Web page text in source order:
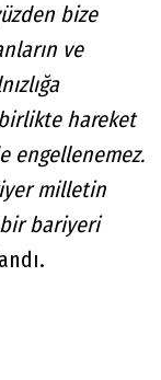
bize
ve
hareket
engellenemez.
milletin
bariyeri